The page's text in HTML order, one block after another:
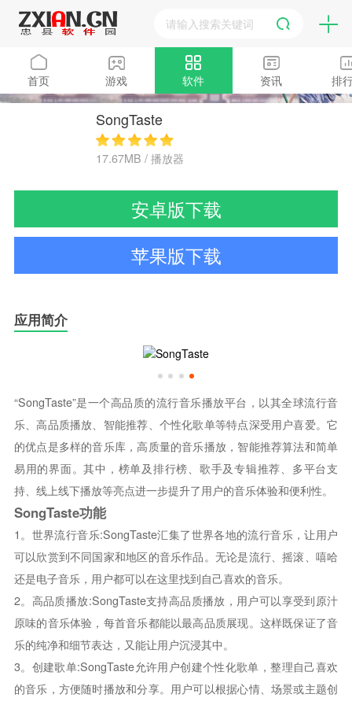
首页 游戏 软件 资讯 排
SongTaste
17.67MB / 播放器
安卓版下载
苹果版下载
应用简介
“SongTaste”是一个高品质的流行音乐播放平台，以其全球流行音
乐、高品质播放、智能推荐、个性化歌单等特点深受用户喜爱。它
的优点是多样的音乐库，高质量的音乐播放，智能推荐算法和简单
易用的界面。其中，榜单及排行榜、歌手及专辑推荐、多平台支
持、线上线下播放等亮点进一步提升了用户的音乐体验和便利性。
SongTaste功能
1。世界流行音乐:SongTaste汇集了世界各地的流行音乐，让用户
可以欣赏到不同国家和地区的音乐作品。无论是流行、摇滚、嘻哈
还是电子音乐，用户都可以在这里找到自己喜欢的音乐。
2。高品质播放:SongTaste支持高品质播放，用户可以享受到原汁
原味的音乐体验，每首音乐都能以最高品质展现。这样既保证了音
乐的纯净和细节表达，又能让用户沉浸其中。
3。创建歌单:SongTaste允许用户创建个性化歌单，整理自己喜欢
的音乐，方便随时播放和分享。用户可以根据心情、场景或主题创